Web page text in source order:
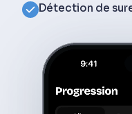
Détection de